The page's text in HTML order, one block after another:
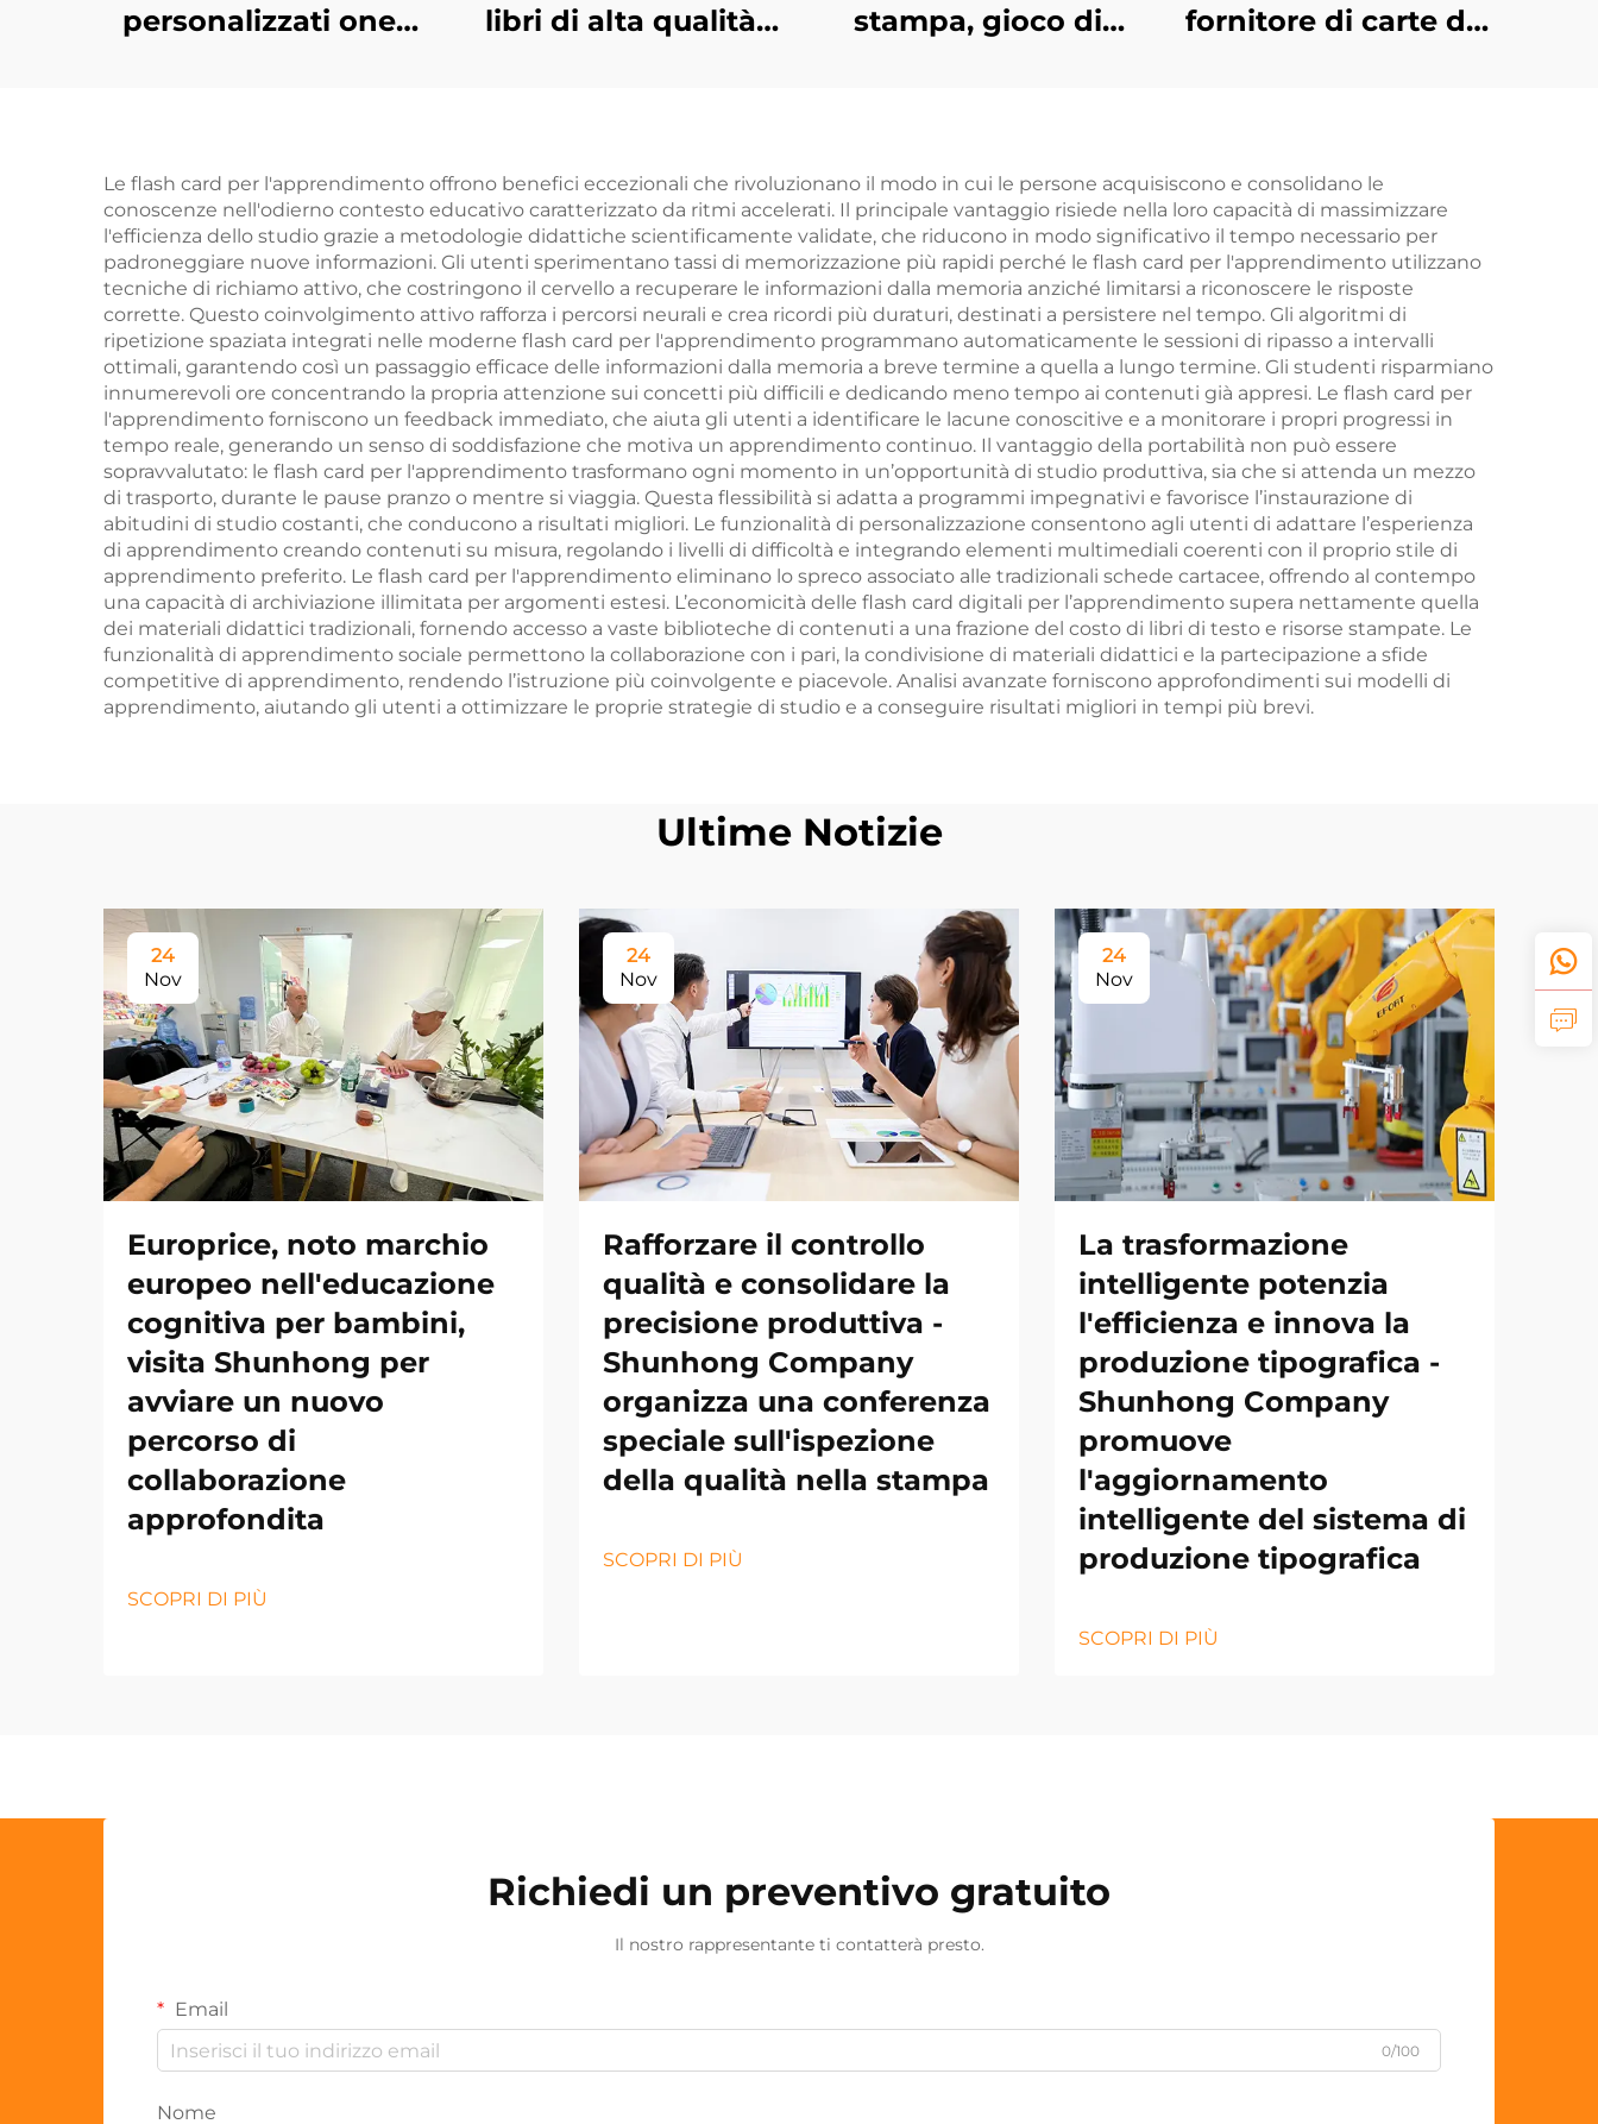
personalizzati one-
libro foto copertina
rigida con bordi
dorati
libri di alta qualità
quantità con stampa
ai bordi spruzzati
stampa, gioco di
entrambi i lati
fornitore di carte da
stampa e confezione
personalizzata per
adulti e coppie
Le flash card per l'apprendimento offrono benefici eccezionali che rivoluzionano il modo in cui le persone acquisiscono e consolidano le
conoscenze nell'odierno contesto educativo caratterizzato da ritmi accelerati. Il principale vantaggio risiede nella loro capacità di massimizzare
l'efficienza dello studio grazie a metodologie didattiche scientificamente validate, che riducono in modo significativo il tempo necessario per
padroneggiare nuove informazioni. Gli utenti sperimentano tassi di memorizzazione più rapidi perché le flash card per l'apprendimento utilizzano
tecniche di richiamo attivo, che costringono il cervello a recuperare le informazioni dalla memoria anziché limitarsi a riconoscere le risposte
corrette. Questo coinvolgimento attivo rafforza i percorsi neurali e crea ricordi più duraturi, destinati a persistere nel tempo. Gli algoritmi di
ripetizione spaziata integrati nelle moderne flash card per l'apprendimento programmano automaticamente le sessioni di ripasso a intervalli
ottimali, garantendo così un passaggio efficace delle informazioni dalla memoria a breve termine a quella a lungo termine. Gli studenti risparmiano
innumerevoli ore concentrando la propria attenzione sui concetti più difficili e dedicando meno tempo ai contenuti già appresi. Le flash card per
l'apprendimento forniscono un feedback immediato, che aiuta gli utenti a identificare le lacune conoscitive e a monitorare i propri progressi in
tempo reale, generando un senso di soddisfazione che motiva un apprendimento continuo. Il vantaggio della portabilità non può essere
sopravvalutato: le flash card per l'apprendimento trasformano ogni momento in un’opportunità di studio produttiva, sia che si attenda un mezzo
di trasporto, durante le pause pranzo o mentre si viaggia. Questa flessibilità si adatta a programmi impegnativi e favorisce l’instaurazione di
abitudini di studio costanti, che conducono a risultati migliori. Le funzionalità di personalizzazione consentono agli utenti di adattare l’esperienza
di apprendimento creando contenuti su misura, regolando i livelli di difficoltà e integrando elementi multimediali coerenti con il proprio stile di
apprendimento preferito. Le flash card per l'apprendimento eliminano lo spreco associato alle tradizionali schede cartacee, offrendo al contempo
una capacità di archiviazione illimitata per argomenti estesi. L’economicità delle flash card digitali per l’apprendimento supera nettamente quella
dei materiali didattici tradizionali, fornendo accesso a vaste biblioteche di contenuti a una frazione del costo di libri di testo e risorse stampate. Le
funzionalità di apprendimento sociale permettono la collaborazione con i pari, la condivisione di materiali didattici e la partecipazione a sfide
competitive di apprendimento, rendendo l’istruzione più coinvolgente e piacevole. Analisi avanzate forniscono approfondimenti sui modelli di
apprendimento, aiutando gli utenti a ottimizzare le proprie strategie di studio e a conseguire risultati migliori in tempi più brevi.
Ultime Notizie
24
Nov
Europrice, noto marchio
europeo nell'educazione
cognitiva per bambini,
visita Shunhong per
avviare un nuovo
percorso di
collaborazione
approfondita
SCOPRI DI PIÙ
24
Nov
Rafforzare il controllo
qualità e consolidare la
precisione produttiva -
Shunhong Company
organizza una conferenza
speciale sull'ispezione
della qualità nella stampa
SCOPRI DI PIÙ
24
Nov
La trasformazione
intelligente potenzia
l'efficienza e innova la
produzione tipografica -
Shunhong Company
promuove
l'aggiornamento
intelligente del sistema di
produzione tipografica
SCOPRI DI PIÙ
Richiedi un preventivo gratuito
Il nostro rappresentante ti contatterà presto.
Email
0/100
Nome